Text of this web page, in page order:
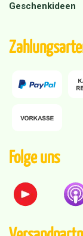
Geschenkideen
Folge uns